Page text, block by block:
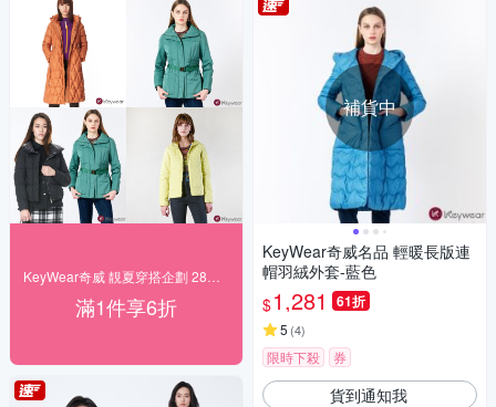
滿1件享6折
補貨中
KeyWear奇威名品 輕暖長版連
帽羽絨外套-藍色
$1,281 61折
5 (4)
限時下殺 券
貨到通知我